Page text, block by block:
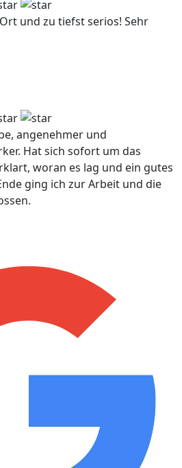
und zu tiefst serios! Sehr
angenehmer und
Hat sich sofort um das
woran es lag und ein gutes
ging ich zur Arbeit und die